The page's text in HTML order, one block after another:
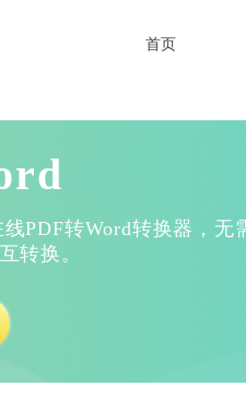
首页
PDF转Word转换器，无
转换。